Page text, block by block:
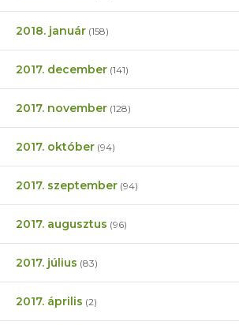
2018. január (158)
2017. december (141)
2017. november (128)
2017. október (94)
2017. szeptember (94)
2017. augusztus (96)
2017. július (83)
2017. április (2)